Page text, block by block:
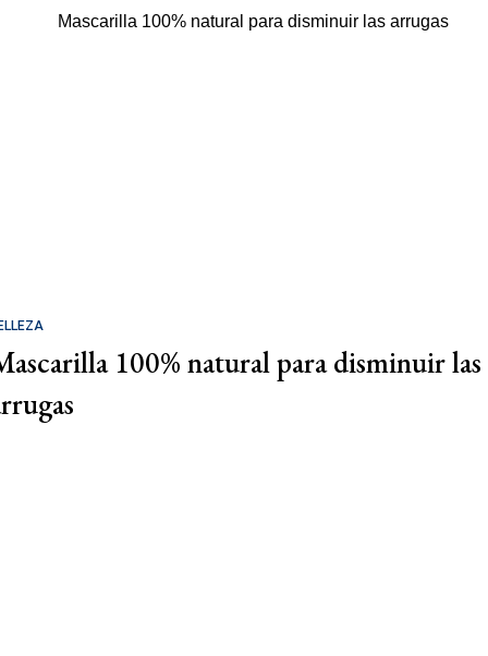
100% natural para disminuir las